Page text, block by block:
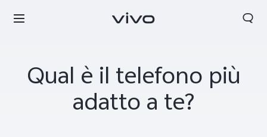
Qual è il telefono più
adatto a te?